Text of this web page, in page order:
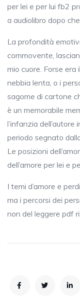
per lei e per lui fb2
a audiolibro dopo
La profondità
commovente,
mio cuore. Forse
nebbia lenta, o i
sagome di cartone
è un memorabile
l’infanzia
periodo segnato
Le posizioni
dell’amore per lei e
I temi d’amore e
ma i percorsi dei
non del leggere pdf